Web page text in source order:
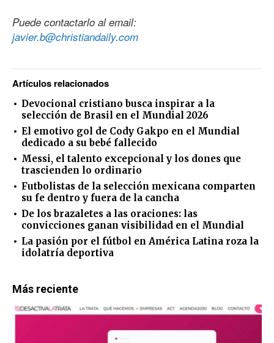
Puede contactarlo al email:
javier.b@christiandaily.com
Artículos relacionados
Devocional cristiano busca inspirar a la
selección de Brasil en el Mundial 2026
El emotivo gol de Cody Gakpo en el Mundial
dedicado a su bebé fallecido
Messi, el talento excepcional y los dones que
trascienden lo ordinario
Futbolistas de la selección mexicana comparten
su fe dentro y fuera de la cancha
De los brazaletes a las oraciones: las
convicciones ganan visibilidad en el Mundial
La pasión por el fútbol en América Latina roza la
idolatría deportiva
Más reciente